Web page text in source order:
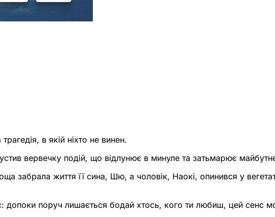
в якій ніхто не винен.
вервечку подій, що відлунює в минуле та затьмарює
забрала життя її сина, Шю, а чоловік, Наокі, опинився у
допоки поруч лишається бодай хтось, кого ти любиш, цей сенс